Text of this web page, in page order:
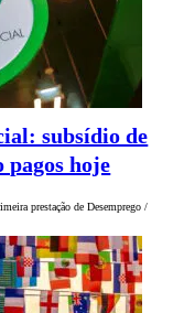
subsídio de
pagos hoje
prestação de Desemprego /